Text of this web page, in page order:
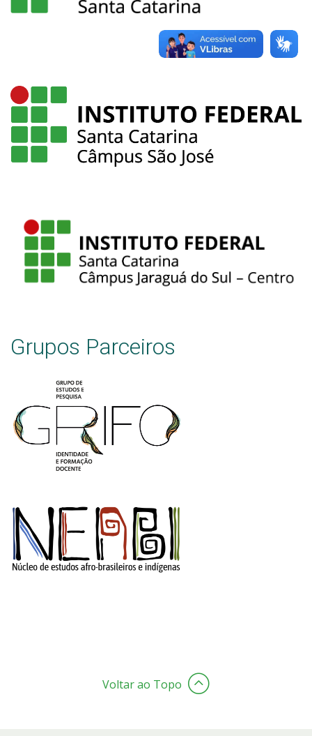
Grupos Parceiros
Voltar ao Topo